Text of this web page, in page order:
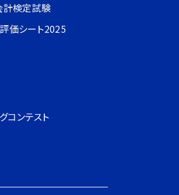
検定試験
価シート2025
コンテスト